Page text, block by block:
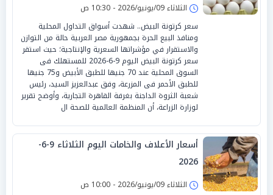
الثلاثاء 09/يونيو/2026 - 10:30 ص
سعر كرتونة البيض.. شهدت أسواق التداول المحلية
ومنافذ البيع الحرة بجمهورية مصر العربية حالة من التوازن
والاستقرار في مؤشراتها السعرية والإنتاجية؛ حيث استقر
سعر كرتونة البيض اليوم 9-6-2026 للمستهلك فى
السوق المحلية عند 70 جنيها للطبق الأبيض و75 جنيها
للطبق الأحمر فى المزرعة، وفق عبدالعزيز السيد، رئيس
شعبة الثروة الداجنة بغرفة القاهرة التجارية، وأوضح تقرير
لوزارة الزراعة، أن المنظمة العالمية للصحة ال
أسعار الأعلاف والخامات اليوم الثلاثاء 9-6-
2026
الثلاثاء 09/يونيو/2026 - 10:00 ص